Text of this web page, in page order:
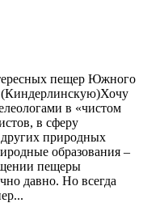
пещер Южного
в «чистом
в сферу
природных
образования –
пещеры
давно. Но всегда